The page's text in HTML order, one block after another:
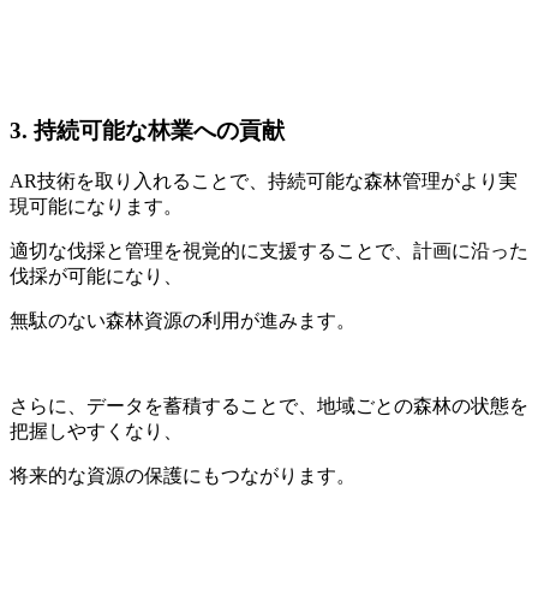
3. 持続可能な林業への貢献
AR技術を取り入れることで、持続可能な森林管理がより実
現可能になります。
適切な伐採と管理を視覚的に支援することで、計画に沿った
伐採が可能になり、
無駄のない森林資源の利用が進みます。
さらに、データを蓄積することで、地域ごとの森林の状態を
把握しやすくなり、
将来的な資源の保護にもつながります。